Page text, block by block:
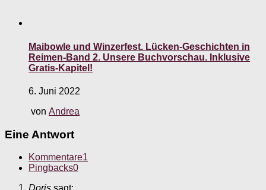
Maibowle und Winzerfest. Lücken-Geschichten in
Reimen-Band 2. Unsere Buchvorschau. Inklusive
Gratis-Kapitel!
6. Juni 2022
von Andrea
Eine Antwort
Kommentare1
Pingbacks0